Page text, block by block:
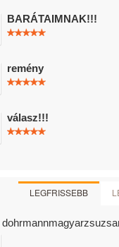
BARÁTAIMNAK!!!
remény
válasz!!!
LEGFRISSEBB